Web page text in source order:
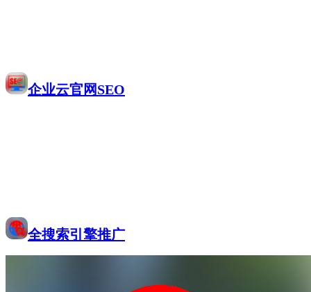
企业云官网SEO
全搜索引擎推广